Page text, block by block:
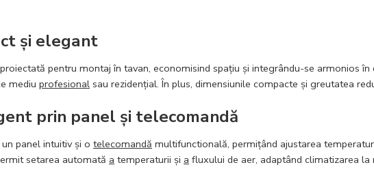
și elegant
pentru montaj în tavan, economisind spațiu și integrându-se armonios
mediu profesional sau rezidențial. În plus, dimensiunile compacte și greutatea
prin panel și telecomandă
panel intuitiv și o telecomandă multifunctională, permițând ajustarea
setarea automată a temperaturii și a fluxului de aer, adaptând climatizarea la